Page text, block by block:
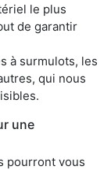
le plus
de garantir
à surmulots, les
qui nous
une
pourront vous